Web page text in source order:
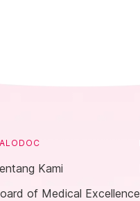
Kami
of Medical Excellence